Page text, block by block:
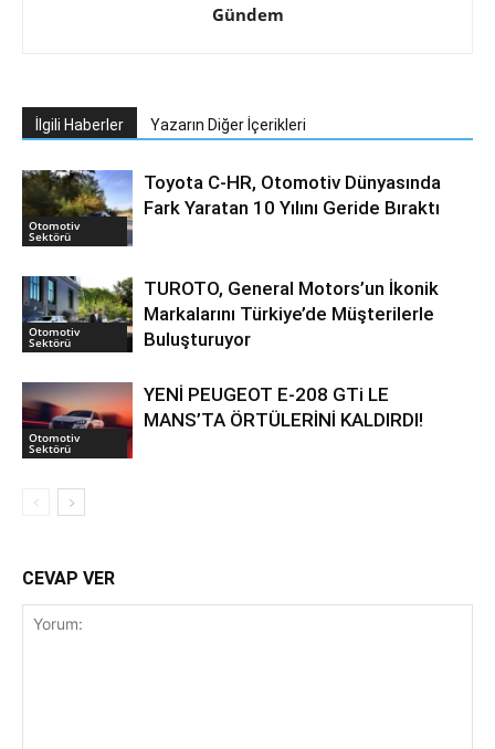
Gündem
İlgili Haberler Yazarın Diğer İçerikleri
Otomotiv
Sektörü
Toyota C-HR, Otomotiv Dünyasında
Fark Yaratan 10 Yılını Geride Bıraktı
Otomotiv
Sektörü
TUROTO, General Motors’un İkonik
Markalarını Türkiye’de Müşterilerle
Buluşturuyor
Otomotiv
Sektörü
YENİ PEUGEOT E-208 GTi LE
MANS’TA ÖRTÜLERİNİ KALDIRDI!
CEVAP VER